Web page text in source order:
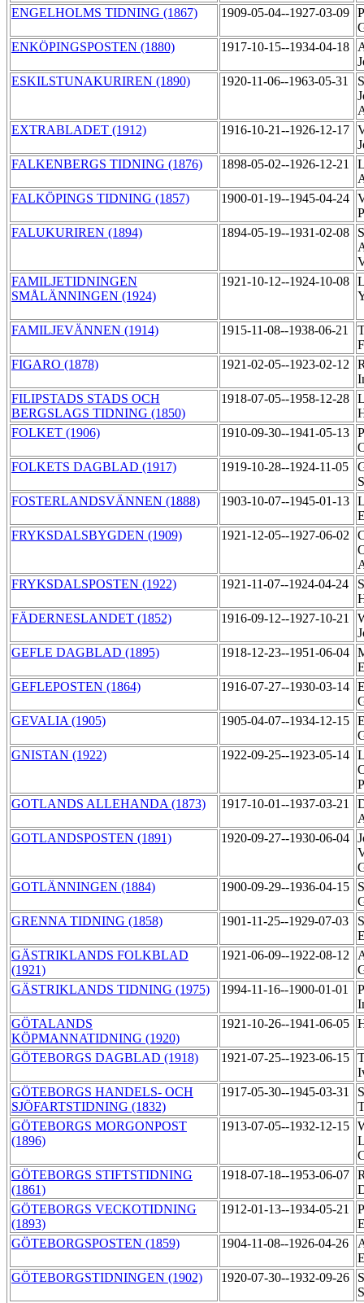
ENGELHOLMS TIDNING (1867)
1909-05-04--1927-03-09
ENKÖPINGSPOSTEN (1880)
1917-10-15--1934-04-18
ESKILSTUNAKURIREN (1890)
1920-11-06--1963-05-31
EXTRABLADET (1912)
1916-10-21--1926-12-17
FALKENBERGS TIDNING (1876)
1898-05-02--1926-12-21
FALKÖPINGS TIDNING (1857)
1900-01-19--1945-04-24
FALUKURIREN (1894)
1894-05-19--1931-02-08
FAMILJETIDNINGEN
SMÅLÄNNINGEN (1924)
1921-10-12--1924-10-08
FAMILJEVÄNNEN (1914) 1915-11-08--1938-06-21
FIGARO (1878)
1921-02-05--1923-02-12
FILIPSTADS STADS OCH
BERGSLAGS TIDNING (1850)
1918-07-05--1958-12-28
FOLKET (1906)
1910-09-30--1941-05-13
FOLKETS DAGBLAD (1917)
1919-10-28--1924-11-05
FOSTERLANDSVÄNNEN (1888)
1903-10-07--1945-01-13
FRYKSDALSBYGDEN (1909)
1921-12-05--1927-06-02
FRYKSDALSPOSTEN (1922)
1921-11-07--1924-04-24
FÄDERNESLANDET (1852)
1916-09-12--1927-10-21
GEFLE DAGBLAD (1895)
1918-12-23--1951-06-04
GEFLEPOSTEN (1864)
1916-07-27--1930-03-14
GEVALIA (1905)
1905-04-07--1934-12-15
GNISTAN (1922)
1922-09-25--1923-05-14
GOTLANDS ALLEHANDA (1873)
1917-10-01--1937-03-21
GOTLANDSPOSTEN (1891)
1920-09-27--1930-06-04
GOTLÄNNINGEN (1884)
1900-09-29--1936-04-15
GRENNA TIDNING (1858)
1901-11-25--1929-07-03
GÄSTRIKLANDS FOLKBLAD
(1921)
1921-06-09--1922-08-12
GÄSTRIKLANDS TIDNING (1975)
1994-11-16--1900-01-01
GÖTALANDS
KÖPMANNATIDNING (1920)
1921-10-26--1941-06-05
GÖTEBORGS DAGBLAD (1918) 1921-07-25--1923-06-15
GÖTEBORGS HANDELS- OCH
SJÖFARTSTIDNING (1832)
1917-05-30--1945-03-31
GÖTEBORGS MORGONPOST
(1896)
1913-07-05--1932-12-15
GÖTEBORGS STIFTSTIDNING
(1861)
1918-07-18--1953-06-07
GÖTEBORGS VECKOTIDNING
(1893)
1912-01-13--1934-05-21
GÖTEBORGSPOSTEN (1859)
1904-11-08--1926-04-26
GÖTEBORGSTIDNINGEN (1902)
1920-07-30--1932-09-26